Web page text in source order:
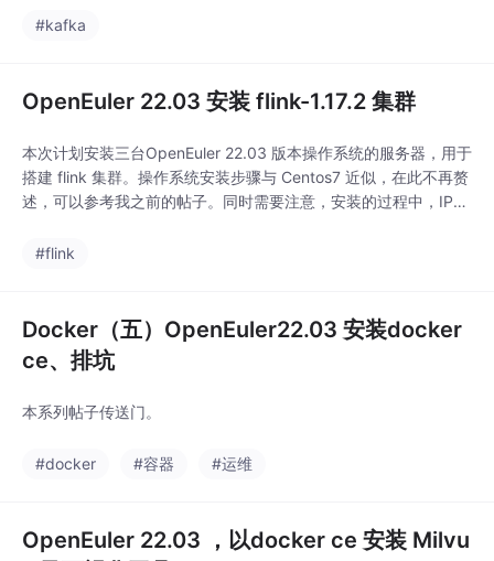
#kafka
OpenEuler 22.03 安装 flink-1.17.2 集群
本次计划安装三台OpenEuler 22.03 版本操作系统的服务器，用于
搭建 flink 集群。操作系统安装步骤与 Centos7 近似，在此不再赘
述，可以参考我之前的帖子。同时需要注意，安装的过程中，IP
后使用VMWare 的 克隆功能复制出另外两台。
#flink
Docker（五）OpenEuler22.03 安装docker
ce、排坑
本系列帖子传送门。
#docker #容器 #运维
OpenEuler 22.03 ，以docker ce 安装 Milvu